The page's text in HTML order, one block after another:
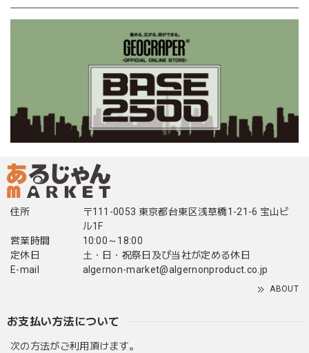
住所
〒111-0053 東京都台東区浅草橋1-21-6 宝山ビ
ル1F
営業時間
10:00～18:00
定休日
土・日・祝祭日及び当社が定める休日
E-mail
algernon-market@algernonproduct.co.jp
ABOUT
お支払い方法について
次の方法がご利用頂けます。